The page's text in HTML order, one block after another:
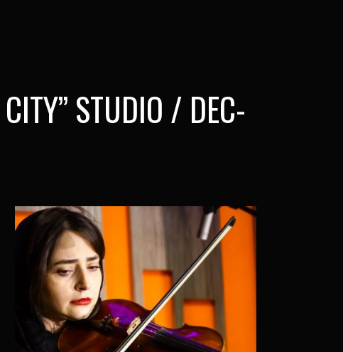
STUDIO / DEC-